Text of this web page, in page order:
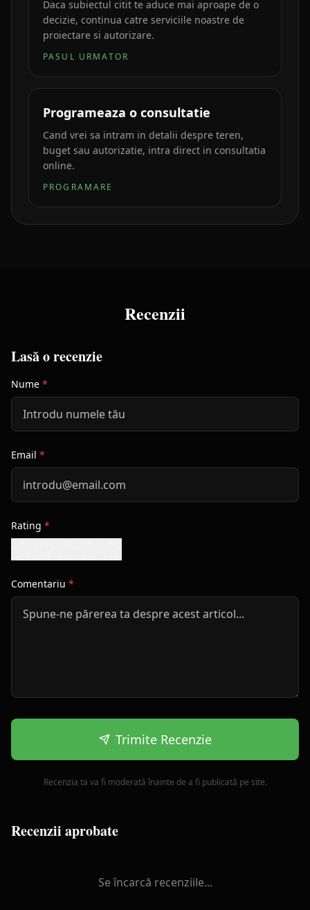
Daca subiectul citit te aduce mai aproape de o
decizie, continua catre serviciile noastre de
proiectare si autorizare.
PASUL URMATOR
Programeaza o consultatie
Cand vrei sa intram in detalii despre teren,
buget sau autorizatie, intra direct in consultatia
online.
PROGRAMARE
Recenzii
Lasă o recenzie
Nume *
Email *
Rating *
Comentariu *
Trimite Recenzie
Recenzia ta va fi moderată înainte de a fi publicată pe site.
Recenzii aprobate
Se încarcă recenziile...